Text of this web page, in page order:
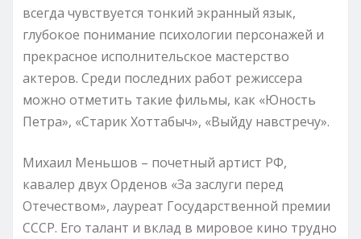
всегда чувствуется тонкий экранный язык,
глубокое понимание психологии персонажей и
прекрасное исполнительское мастерство
актеров. Среди последних работ режиссера
можно отметить такие фильмы, как «Юность
Петра», «Старик Хоттабыч», «Выйду навстречу».
Михаил Меньшов – почетный артист РФ,
кавалер двух Орденов «За заслуги перед
Отечеством», лауреат Государственной премии
СССР. Его талант и вклад в мировое кино трудно